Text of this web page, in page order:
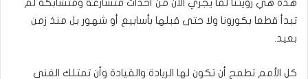
هذه هي رؤيتنا لما يجري الآن من أحداث متسارعة ومتشابكة لم
تبدأ قطعا بكورونا ولا حتى قبلها بأسابيع أو شهور بل منذ زمن
بعيد.
كل الأمم تطمح أن تكون لها الريادة والقيادة وأن تمتلك الغنى